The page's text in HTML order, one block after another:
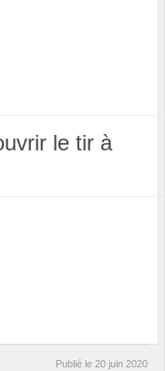
le tir à
Publié le 20 juin 2020